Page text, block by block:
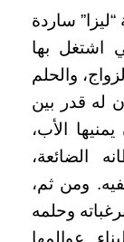
ساردة
اشتغل بها
والحلم
له قدر بين
الأب،
الضائعة،
ومن ثم،
وحلمه